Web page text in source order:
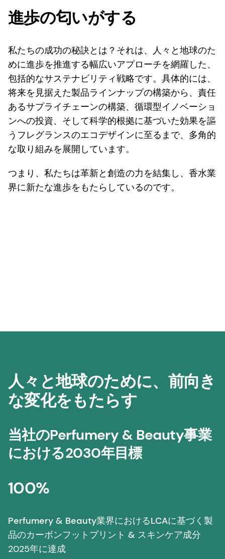
進歩の匂いがする
私たちの成功の秘訣とは？それは、人々と地球のた
めに進歩を推進する幅広いアプローチを網羅した、
包括的なサステナビリティ戦略です。具体的には、
将来を見据えた製品ラインナップの構築から、責任
あるサプライチェーンの構築、循環型イノベーショ
ンへの投資、そして科学的根拠に基づいた効果を謳
うフレグランスのエコデザインに至るまで、多角的
な取り組みを展開しています。
つまり、私たちは革新と創造の力を結集し、香水業
界に新たな進歩をもたらしているのです。
人々と地球のために、前向き
な変化をもたらす
当社のPerfumery & Beauty事業
における2030年目標
100%
Perfumery & Beauty業界におけるLCAに基づく製
品のカーボンフットプリント & スキンケア成分
2025年に達成